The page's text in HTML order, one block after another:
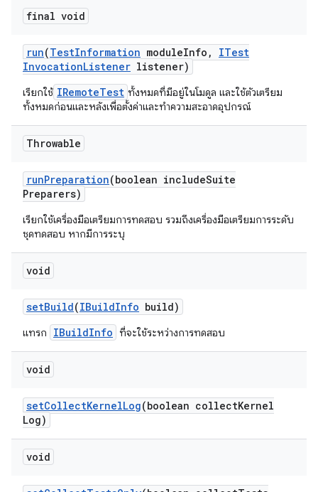
final void
run(TestInformation moduleInfo ,
ITest
InvocationListener listener)
เรียกใช้ IRemoteTest ทั้งหมดที่มีอยู่ในโมดูล และใช้ตัวเตรียม
ทั้งหมดก่อนและหลังเพื่อตั้งค่าและทำความสะอาดอุปกรณ์
Throwable
runPreparation(boolean includeSuite
Preparers)
เรียกใช้เครื่องมือเตรียมการทดสอบ รวมถึงเครื่องมือเตรียมการระดับ
ชุดทดสอบ หากมีการระบุ
void
setBuild(IBuildInfo build)
แทรก IBuildInfo ที่จะใช้ระหว่างการทดสอบ
void
setCollectKernelLog(boolean collectKernel
Log)
void